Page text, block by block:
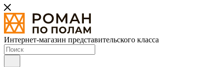
Интернет-магазин представительского класса